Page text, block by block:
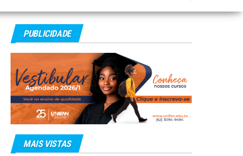
PUBLICIDADE
MAIS VISTAS